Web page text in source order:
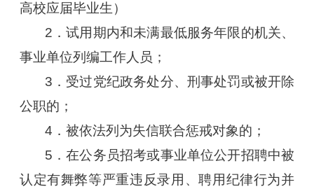
高校应届毕业生）
2．试用期内和未满最低服务年限的机关、
事业单位列编工作人员；
3．受过党纪政务处分、刑事处罚或被开除
公职的；
4．被依法列为失信联合惩戒对象的；
5．在公务员招考或事业单位公开招聘中被
认定有舞弊等严重违反录用、聘用纪律行为并